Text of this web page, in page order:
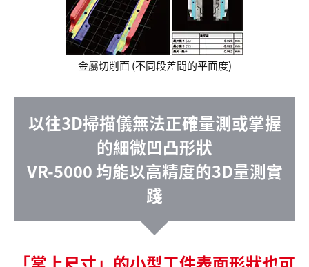
金屬切削面 (不同段差間的平面度)
以往3D掃描儀無法正確量測或掌握
的細微凹凸形狀
VR-5000 均能以高精度的3D量測實
踐